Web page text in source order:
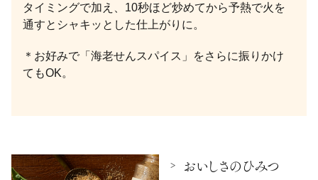
タイミングで加え、10秒ほど炒めてから予熱で火を
通すとシャキッとした仕上がりに。
＊お好みで「海老せんスパイス」をさらに振りかけ
てもOK。
おいしさのひみつ